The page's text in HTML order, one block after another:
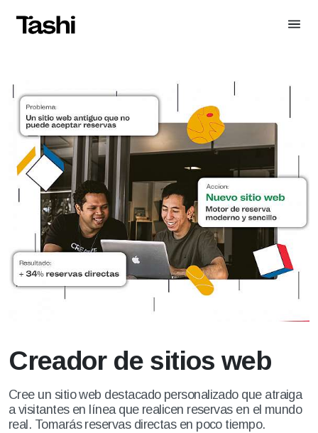
Creador de sitios web
Cree un sitio web destacado personalizado que atraiga
a visitantes en línea que realicen reservas en el mundo
real. Tomarás reservas directas en poco tiempo.